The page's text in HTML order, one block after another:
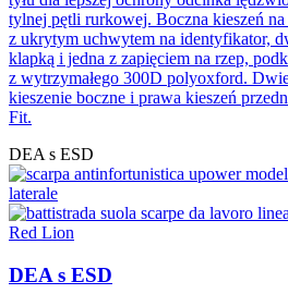
tylnej pętli rurkowej. Boczna kieszeń
z ukrytym uchwytem na identyfikator,
klapką i jedna z zapięciem na rzep,
z wytrzymałego 300D polyoxford.
kieszenie boczne i prawa kieszeń
Fit.
DEA s ESD
Red Lion
DEA s ESD